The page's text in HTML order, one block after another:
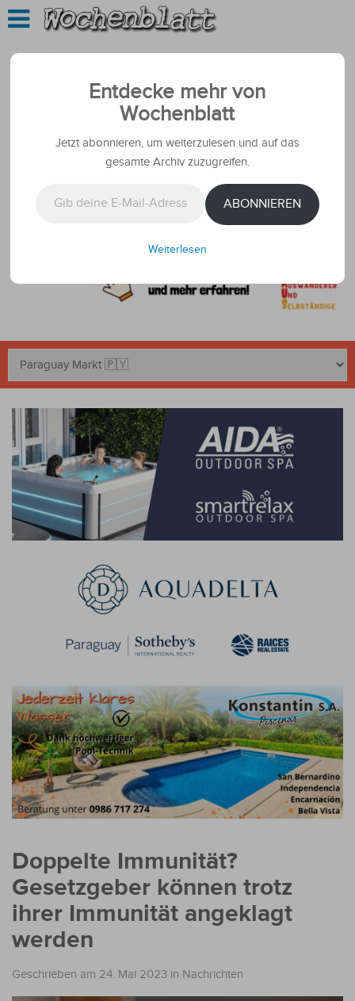
Doppelte Immunität?
Gesetzgeber können trotz
ihrer Immunität angeklagt
werden
Geschrieben am 24. Mai 2023 in Nachrichten
Entdecke mehr von
Wochenblatt
Jetzt abonnieren, um weiterzulesen und auf das
gesamte Archiv zuzugreifen.
ABONNIEREN
Weiterlesen